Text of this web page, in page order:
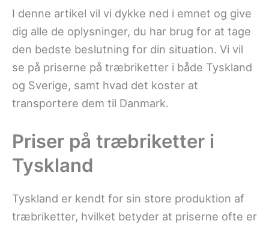
I denne artikel vil vi dykke ned i emnet og give
dig alle de oplysninger, du har brug for at tage
den bedste beslutning for din situation. Vi vil
se på priserne på træbriketter i både Tyskland
og Sverige, samt hvad det koster at
transportere dem til Danmark.
Priser på træbriketter i
Tyskland
Tyskland er kendt for sin store produktion af
træbriketter, hvilket betyder at priserne ofte er